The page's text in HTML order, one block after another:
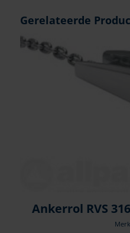
Gerelateerde
Ankerrol RVS